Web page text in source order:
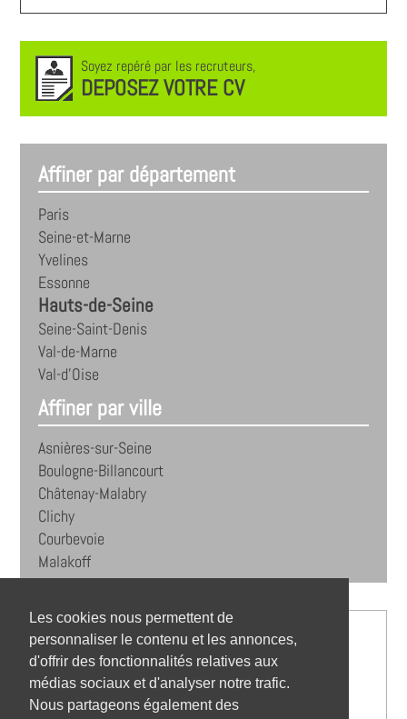
Les cookies nous permettent de
personnaliser le contenu et les annonces,
d'offrir des fonctionnalités relatives aux
médias sociaux et d'analyser notre trafic.
Nous partageons également des
Soyez repéré par les recruteurs,
DEPOSEZ VOTRE CV
Affiner par département
Paris
Seine-et-Marne
Yvelines
Essonne
Hauts-de-Seine
Seine-Saint-Denis
Val-de-Marne
Val-d'Oise
Affiner par ville
Asnières-sur-Seine
Boulogne-Billancourt
Châtenay-Malabry
Clichy
Courbevoie
Malakoff